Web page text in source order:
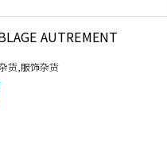
AUTREMENT
货,服饰杂货